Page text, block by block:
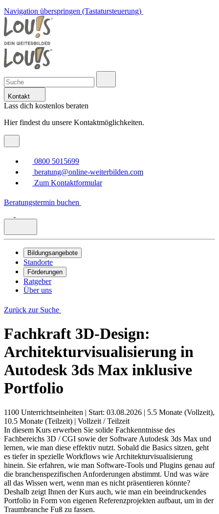
Navigation überspringen (Tastatursteuerung)
Kontakt
Lass dich kostenlos beraten
Hier findest du unsere Kontaktmöglichkeiten.
0800 5015699
beratung@online-weiterbilden.com
Zum Kontaktformular
Beratungstermin buchen
Bildungsangebote
Standorte
Förderungen
Ratgeber
Über uns
Zurück zur Suche
Fachkraft 3D-Design:
Architekturvisualisierung in
Autodesk 3ds Max inklusive
Portfolio
1100 Unterrichtseinheiten | Start: 03.08.2026 | 5.5 Monate (Vollzeit),
10.5 Monate (Teilzeit) | Vollzeit / Teilzeit
In diesem Kurs erwerben Sie solide Fachkenntnisse des
Fachbereichs 3D / CGI sowie der Software Autodesk 3ds Max und
lernen, wie man diese effektiv nutzt. Sobald die Basics sitzen, geht
es tiefer in spezielle Workflows wie Architekturvisualisierung
hinein. Sie erfahren, wie man Software-Tools und Plugins genau auf
die branchenspezifischen Anforderungen abstimmt. Und was wäre
all das Wissen wert, wenn man es nicht präsentieren könnte?
Deshalb zeigt Ihnen der Kurs auch, wie man ein beeindruckendes
Portfolio in Form von eigenen Referenzprojekten aufbaut, um in der
Traumbranche Fuß zu fassen.